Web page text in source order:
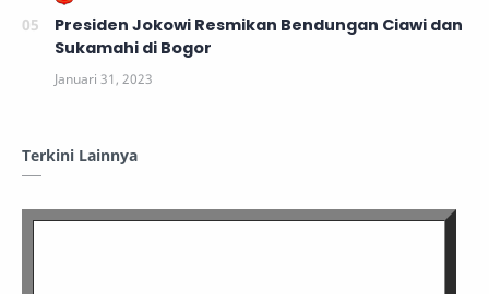
Presiden Jokowi Resmikan Bendungan Ciawi dan
Sukamahi di Bogor
Terkini Lainnya